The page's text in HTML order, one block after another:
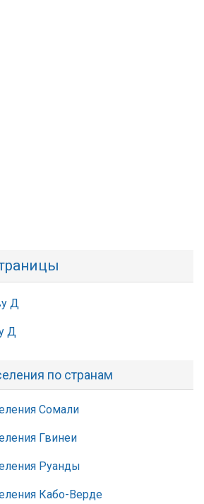
Д
Д
по странам
Сомали
Гвинеи
Руанды
Кабо-Верде